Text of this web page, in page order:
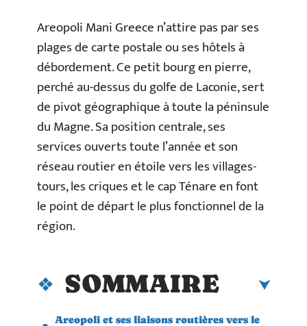
Areopoli Mani Greece n’attire pas par ses
plages de carte postale ou ses hôtels à
débordement. Ce petit bourg en pierre,
perché au-dessus du golfe de Laconie, sert
de pivot géographique à toute la péninsule
du Magne. Sa position centrale, ses
services ouverts toute l’année et son
réseau routier en étoile vers les villages-
tours, les criques et le cap Ténare en font
le point de départ le plus fonctionnel de la
région.
SOMMAIRE
Areopoli et ses liaisons routières vers le